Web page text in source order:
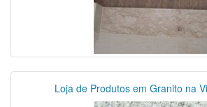
Loja de Produtos em Granito na